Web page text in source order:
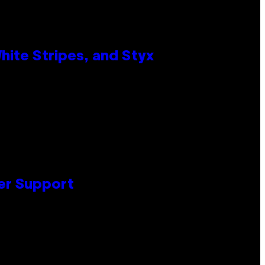
Stripes, and Styx
Support